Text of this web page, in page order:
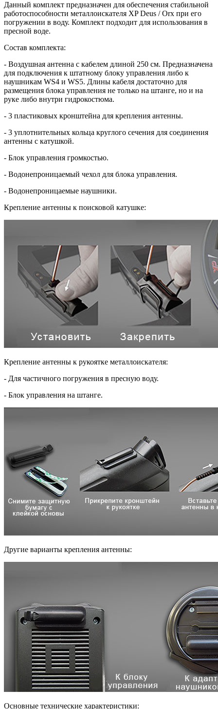
Данный комплект предназначен для обеспечения стабильной
работоспособности металлоискателя XP Deus / Orx при его
погружении в воду. Комплект подходит для использования в
пресной воде.
Состав комплекта:
- Воздушная антенна с кабелем длиной 250 см. Предназначена
для подключения к штатному блоку управления либо к
наушникам WS4 и WS5. Длины кабеля достаточно для
размещения блока управления не только на штанге, но и на
руке либо внутри гидрокостюма.
- 3 пластиковых кронштейна для крепления антенны.
- 3 уплотнительных кольца круглого сечения для соединения
антенны с катушкой.
- Блок управления громкостью.
- Водонепроницаемый чехол для блока управления.
- Водонепроницаемые наушники.
Крепление антенны к поисковой катушке:
Крепление антенны к рукоятке металлоискателя:
- Для частичного погружения в пресную воду.
- Блок управления на штанге.
Другие варианты крепления антенны:
Основные технические характеристики: